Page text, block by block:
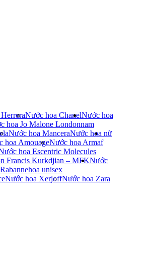
Nước hoa Chanel
hoa Jo Malone London
Nước hoa Mancera
hoa AmouageNước hoa Armaf
hoa Escentric Molecules
Francis Kurkdjian – MFK
Nước hoa XerjoffNước hoa Zara
Nước hoa
nam
Nước hoa nữ
Nước
hoa unisex